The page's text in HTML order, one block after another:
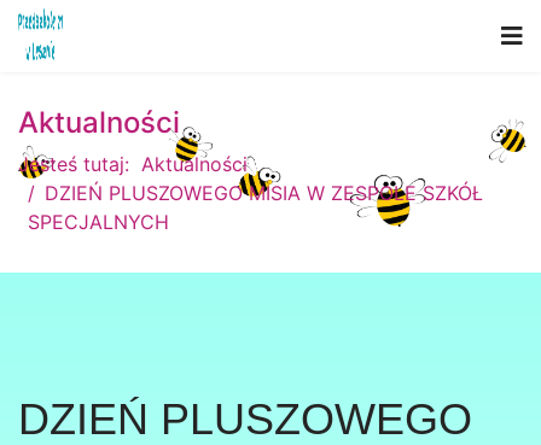
Aktualności
Jesteś tutaj: Aktualności
DZIEŃ PLUSZOWEGO MISIA W ZESPOLE SZKÓŁ
SPECJALNYCH
DZIEŃ PLUSZOWEGO